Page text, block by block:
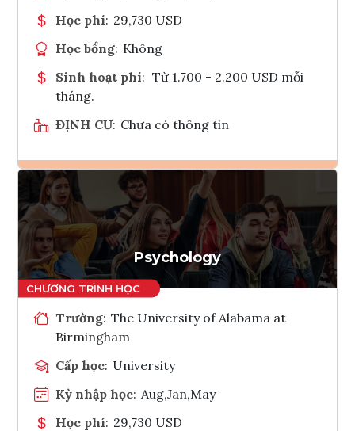
Học phí: 29,730 USD
Học bổng: Không
Sinh hoạt phí: Từ 1.700 - 2.200 USD mỗi
tháng.
ĐỊNH CƯ: Chưa có thông tin
Ghi danh
Tham vấn Interlink
Psychology
Trường: The University of Alabama at
Birmingham
Cấp học: University
Kỳ nhập học: Aug,Jan,May
Học phí: 29,730 USD